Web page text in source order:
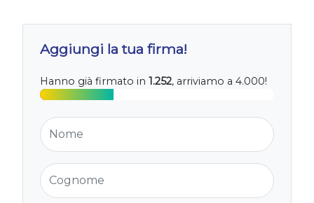
Aggiungi la tua firma!
Hanno già firmato in 1.252, arriviamo a 4.000!
Nome
Cognome